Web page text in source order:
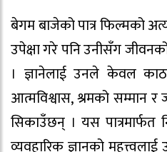
बेगम बाजेको पात्र फिल्मको
उपेक्षा गरे पनि उनीसँग
। ज्ञानेलाई उनले केवल
आत्मविश्वास, श्रमको सम्मान
सिकाउँछन् । यस पात्रमार्फत